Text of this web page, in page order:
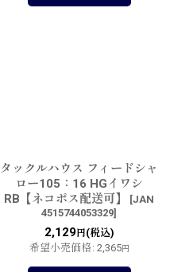
タックルハウス フィードシャ
ロー105：16 HGイワシ
RB【ネコポス配送可】
[JAN
4515744053329]
2,129円(税込)
希望小売価格: 2,365円